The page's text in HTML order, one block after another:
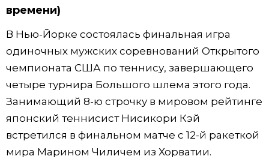
времени)
В Нью-Йорке состоялась финальная игра
одиночных мужских соревнований Открытого
чемпионата США по теннису, завершающего
четыре турнира Большого шлема этого года.
Занимающий 8-ю строчку в мировом рейтинге
японский теннисист Нисикори Кэй
встретился в финальном матче с 12-й ракеткой
мира Марином Чиличем из Хорватии.